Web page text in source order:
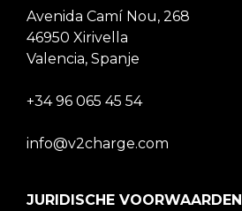
Avenida Camí Nou, 268
46950 Xirivella
Valencia, Spanje
+34 96 065 45 54
info@v2charge.com
JURIDISCHE VOORWAARDEN